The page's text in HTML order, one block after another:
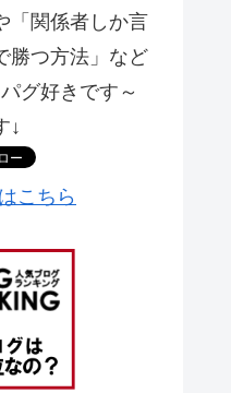
「関係者しか言
勝つ方法」など
グ好きです～
↓
こちら